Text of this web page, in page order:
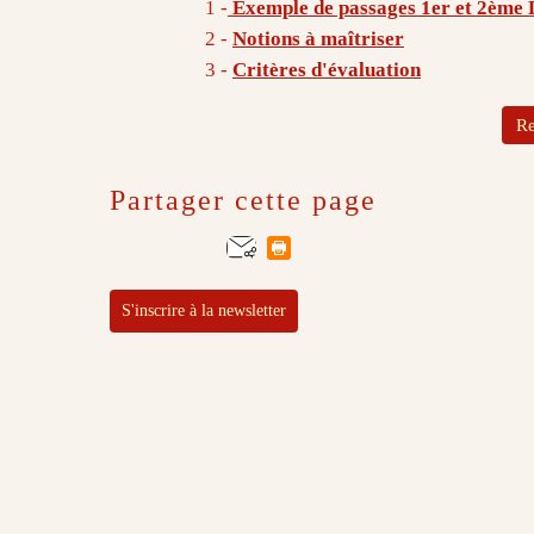
1 - Exemple de passages 1er et 2ème
2 - Notions à maîtriser
3 - Critères d'évaluation
Partager cette page
S'inscrire à la newsletter